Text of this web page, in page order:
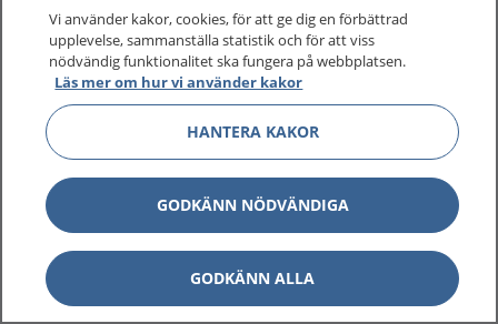
Vi använder kakor, cookies, för att ge dig en förbättrad
upplevelse, sammanställa statistik och för att viss
nödvändig funktionalitet ska fungera på webbplatsen.
Läs mer om hur vi använder kakor
HANTERA KAKOR
GODKÄNN NÖDVÄNDIGA
GODKÄNN ALLA